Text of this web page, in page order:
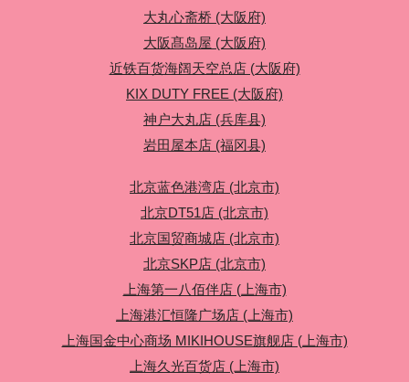
大丸心斋桥 (大阪府)
大阪髙岛屋 (大阪府)
近铁百货海阔天空总店 (大阪府)
KIX DUTY FREE (大阪府)
神户大丸店 (兵库县)
岩田屋本店 (福冈县)
北京蓝色港湾店 (北京市)
北京DT51店 (北京市)
北京国贸商城店 (北京市)
北京SKP店 (北京市)
上海第一八佰伴店 (上海市)
上海港汇恒隆广场店 (上海市)
上海国金中心商场 MIKIHOUSE旗舰店 (上海市)
上海久光百货店 (上海市)